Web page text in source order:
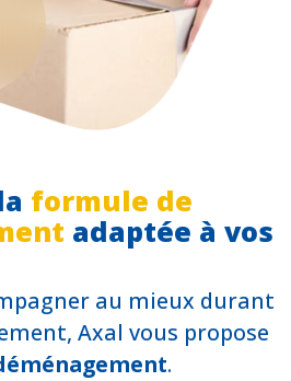
formule de
adaptée à vos
au mieux durant
Axal vous propose
.